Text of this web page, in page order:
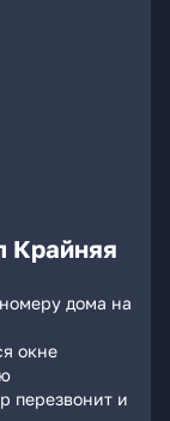
Крайняя
дома на
окне
перезвонит и